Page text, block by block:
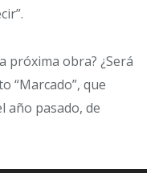
próxima obra? ¿Será
“Marcado”, que
año pasado, de